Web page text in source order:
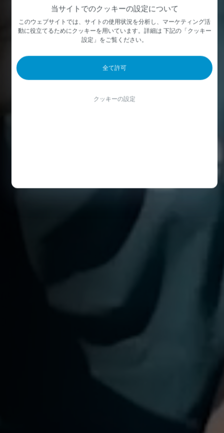
当サイトでのクッキーの設定について
このウェブサイトでは、サイトの使用状況を分析し、マーケティング活
動に役立てるためにクッキーを用いています。詳細は 下記の「クッキー
設定」をご覧ください。
全て許可
クッキーの設定